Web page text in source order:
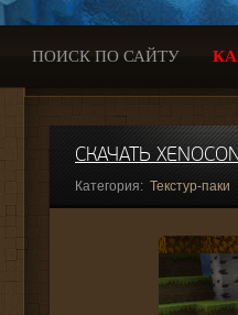
ПОИСК ПО САЙТУ
СКАЧАТЬ
Категория: Текстур-паки